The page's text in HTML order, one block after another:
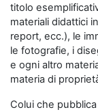
titolo
materiali didattici
report, ecc.), le
le fotografie, i
e ogni altro
materia di
Colui che